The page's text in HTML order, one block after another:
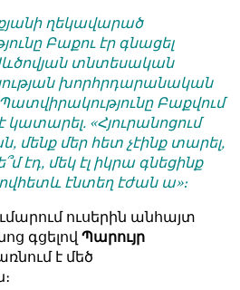
ղեկավարած
Բաքու էր գնացել
տնտեսական
խորհրդարանական
Բաքվում
կատարել. «Հյուրանոցում
մենք մեր հետ չէինք տարել,
էդ, մեկ էլ իկրա գնեցինք
էնտեղ էժան ա»։
ուսերին անհայտ
գցելով Պարույր
է մեծ